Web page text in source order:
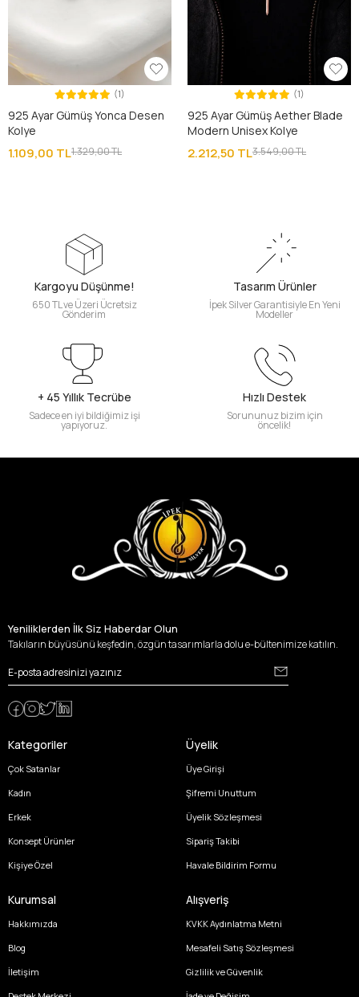
(1)
925 Ayar Gümüş Yonca Desen
Kolye
1.109,00 TL1.329,00 TL
(1)
925 Ayar Gümüş Aether Blade
Modern Unisex Kolye
2.212,50 TL3.549,00 TL
Kargoyu Düşünme!
650 TL ve Üzeri Ücretsiz
Gönderim
Tasarım Ürünler
İpek Silver Garantisiyle En Yeni
Modeller
+ 45 Yıllık Tecrübe
Sadece en iyi bildiğimiz işi
yapıyoruz.
Hızlı Destek
Sorununuz bizim için
öncelik!
Yeniliklerden İlk Siz Haberdar Olun
Takıların büyüsünü keşfedin, özgün tasarımlarla dolu e-bültenimize katılın.
Kategoriler
Çok Satanlar
Kadın
Erkek
Konsept Ürünler
Kişiye Özel
Üyelik
Üye Girişi
Şifremi Unuttum
Üyelik Sözleşmesi
Sipariş Takibi
Havale Bildirim Formu
Kurumsal
Hakkımızda
Blog
İletişim
Alışveriş
KVKK Aydınlatma Metni
Mesafeli Satış Sözleşmesi
Gizlilik ve Güvenlik